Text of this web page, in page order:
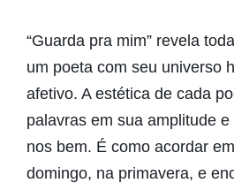
“Guarda pra mim” revela
um poeta com seu universo
afetivo. A estética de cada
palavras em sua amplitude
nos bem. É como acordar
domingo, na primavera, e